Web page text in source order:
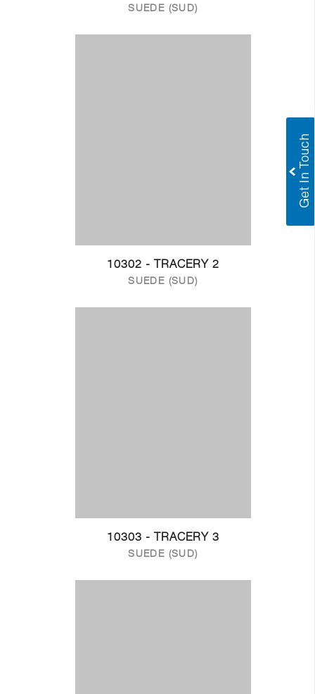
SUEDE (SUD)
10302 - TRACERY 2
SUEDE (SUD)
10303 - TRACERY 3
SUEDE (SUD)